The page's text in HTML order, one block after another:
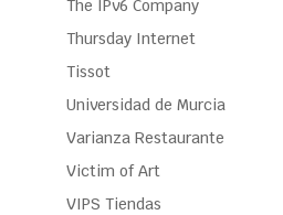
The IPv6 Company
Thursday Internet
Tissot
Universidad de Murcia
Varianza Restaurante
Victim of Art
VIPS Tiendas